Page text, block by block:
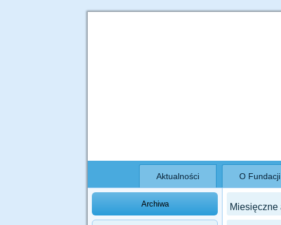
Aktualności O Fundacji
Archiwa Miesięczne